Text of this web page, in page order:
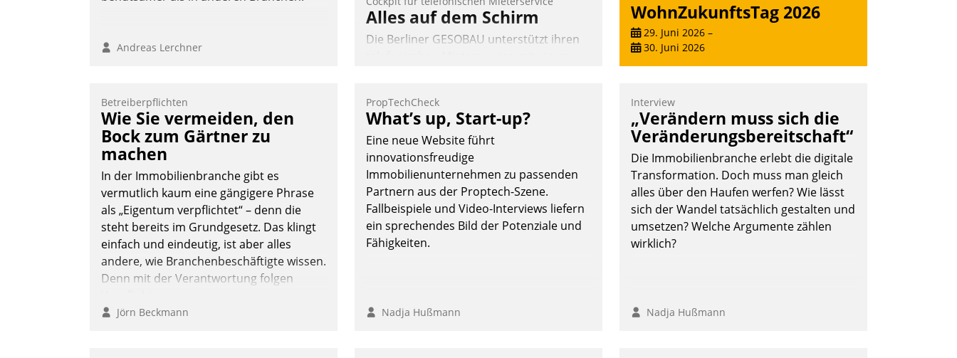
Andreas Lerchner
Alles auf dem Schirm
Die Berliner GESOBAU unterstützt ihren
auswirft. Eine intuitive Dialogführung
ermöglicht dem externen Serviceteam,
Anrufe von Mietenden zügiger und
effizienter zu bearbeiten.
Nadja Hußmann
WohnZukunftsTag 2026
29. Juni 2026 –
30. Juni 2026
Betreiberpflichten
Wie Sie vermeiden, den
Bock zum Gärtner zu
machen
In der Immobilienbranche gibt es
vermutlich kaum eine gängigere Phrase
als „Eigentum verpflichtet“ – denn die
steht bereits im Grundgesetz. Das klingt
einfach und eindeutig, ist aber alles
andere, wie Branchenbeschäftigte wissen.
Denn mit der Verantwortung folgen
Jörn Beckmann
PropTechCheck
What’s up, Start-up?
Eine neue Website führt
innovationsfreudige
Immobilienunternehmen zu passenden
Partnern aus der Proptech-Szene.
Fallbeispiele und Video-Interviews liefern
ein sprechendes Bild der Potenziale und
Fähigkeiten.
Nadja Hußmann
Interview
„Verändern muss sich die
Veränderungsbereitschaft“
Die Immobilienbranche erlebt die digitale
Transformation. Doch muss man gleich
alles über den Haufen werfen? Wie lässt
sich der Wandel tatsächlich gestalten und
umsetzen? Welche Argumente zählen
wirklich?
Nadja Hußmann